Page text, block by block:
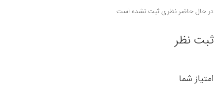
در حال حاضر نظری ثبت نشده است
ثبت نظر
امتیاز شما